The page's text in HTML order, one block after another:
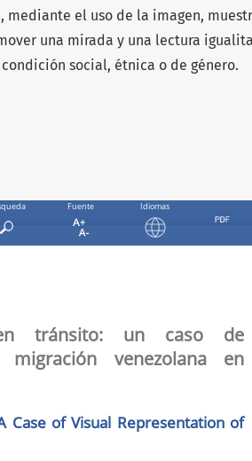
el uso de la imagen,
una mirada y una lectura
social, étnica o de género.